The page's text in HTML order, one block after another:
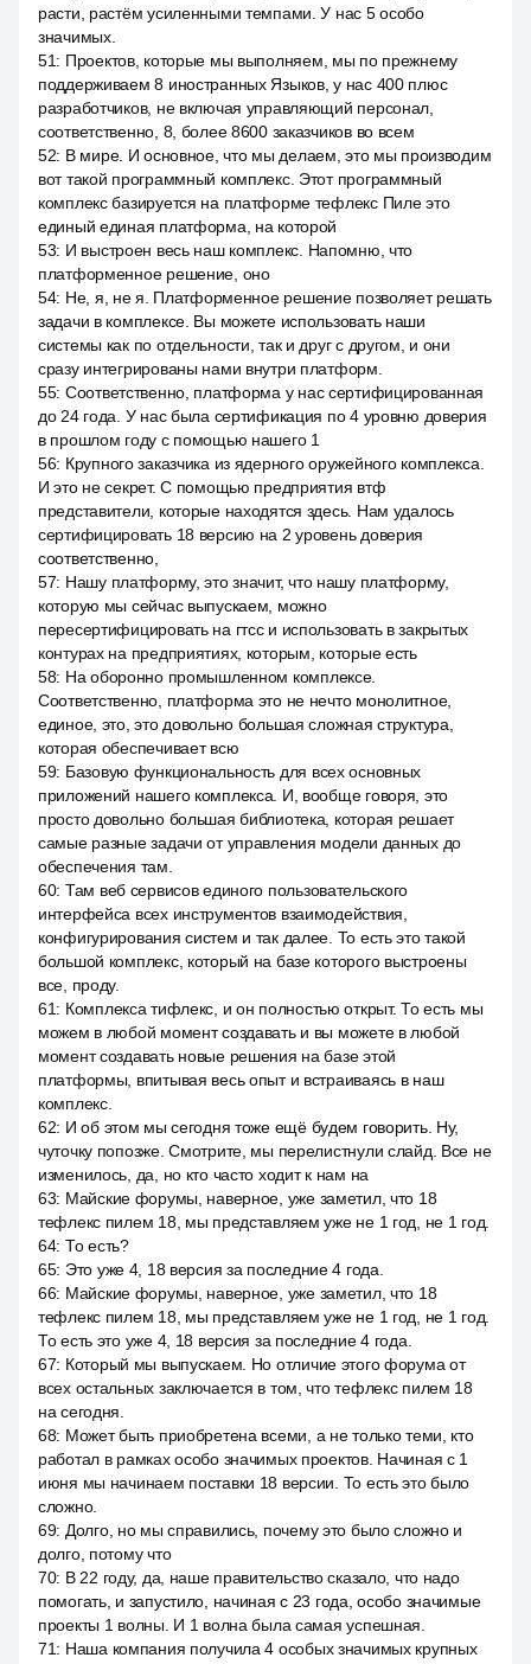
расти, растём усиленными темпами. У нас 5 особо
значимых.
51: Проектов, которые мы выполняем, мы по прежнему
поддерживаем 8 иностранных Языков, у нас 400 плюс
разработчиков, не включая управляющий персонал,
соответственно, 8, более 8600 заказчиков во всем
52: В мире. И основное, что мы делаем, это мы производим
вот такой программный комплекс. Этот программный
комплекс базируется на платформе тефлекс Пиле это
единый единая платформа, на которой
53: И выстроен весь наш комплекс. Напомню, что
платформенное решение, оно
54: Не, я, не я. Платформенное решение позволяет решать
задачи в комплексе. Вы можете использовать наши
системы как по отдельности, так и друг с другом, и они
сразу интегрированы нами внутри платформ.
55: Соответственно, платформа у нас сертифицированная
до 24 года. У нас была сертификация по 4 уровню доверия
в прошлом году с помощью нашего 1
56: Крупного заказчика из ядерного оружейного комплекса.
И это не секрет. С помощью предприятия втф
представители, которые находятся здесь. Нам удалось
сертифицировать 18 версию на 2 уровень доверия
соответственно,
57: Нашу платформу, это значит, что нашу платформу,
которую мы сейчас выпускаем, можно
пересертифицировать на гтсс и использовать в закрытых
контурах на предприятиях, которым, которые есть
58: На оборонно промышленном комплексе.
Соответственно, платформа это не нечто монолитное,
единое, это, это довольно большая сложная структура,
которая обеспечивает всю
59: Базовую функциональность для всех основных
приложений нашего комплекса. И, вообще говоря, это
просто довольно большая библиотека, которая решает
самые разные задачи от управления модели данных до
обеспечения там.
60: Там веб сервисов единого пользовательского
интерфейса всех инструментов взаимодействия,
конфигурирования систем и так далее. То есть это такой
большой комплекс, который на базе которого выстроены
все, проду.
61: Комплекса тифлекс, и он полностью открыт. То есть мы
можем в любой момент создавать и вы можете в любой
момент создавать новые решения на базе этой
платформы, впитывая весь опыт и встраиваясь в наш
комплекс.
62: И об этом мы сегодня тоже ещё будем говорить. Ну,
чуточку попозже. Смотрите, мы перелистнули слайд. Все не
изменилось, да, но кто часто ходит к нам на
63: Майские форумы, наверное, уже заметил, что 18
тефлекс пилем 18, мы представляем уже не 1 год, не 1 год.
64: То есть?
65: Это уже 4, 18 версия за последние 4 года.
66: Майские форумы, наверное, уже заметил, что 18
тефлекс пилем 18, мы представляем уже не 1 год, не 1 год.
То есть это уже 4, 18 версия за последние 4 года.
67: Который мы выпускаем. Но отличие этого форума от
всех остальных заключается в том, что тефлекс пилем 18
на сегодня.
68: Может быть приобретена всеми, а не только теми, кто
работал в рамках особо значимых проектов. Начиная с 1
июня мы начинаем поставки 18 версии. То есть это было
сложно.
69: Долго, но мы справились, почему это было сложно и
долго, потому что
70: В 22 году, да, наше правительство сказало, что надо
помогать, и запустило, начиная с 23 года, особо значимые
проекты 1 волны. И 1 волна была самая успешная.
71: Наша компания получила 4 особых значимых крупных